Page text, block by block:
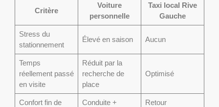
Critère
Voiture
personnelle
Taxi local Rive
Gauche
Stress du
stationnement
Élevé en saison Aucun
Temps
réellement passé
en visite
Réduit par la
recherche de
place
Optimisé
Confort fin de
Conduite +
Retour